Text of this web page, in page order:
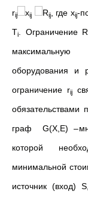
rij xij Rij, где xij-
Ti . Ограничение R
оборудования и
ограничение rij
граф G(X,E)
которой
минимальной
источник (вход)